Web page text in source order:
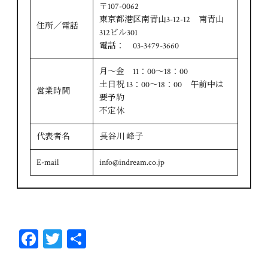
住所／電話
〒107-0062
東京都港区南青山3-12-12 南青山
312ビル301
電話： 03-3479-3660
営業時間
月～金 11：00～18：00
土日祝 13：00～18：00 午前中は
要予約
不定休
代表者名 長谷川 峰子
E-mail info@indream.co.jp
Fa T